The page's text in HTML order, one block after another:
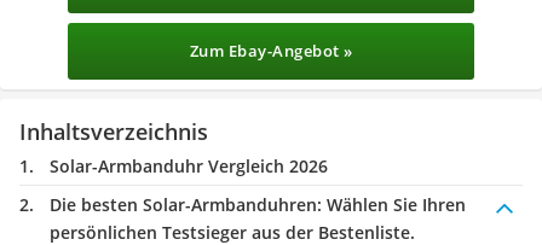
Zum Ebay-Angebot »
Inhaltsverzeichnis
Solar-Armbanduhr Vergleich 2026
Die besten Solar-Armbanduhren: Wählen Sie Ihren
persönlichen Testsieger aus der Bestenliste.